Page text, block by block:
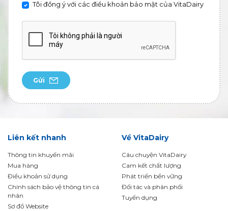
Tôi đồng ý với các điều khoản bảo mật của VitaDairy
Gửi
Liên kết nhanh
Thông tin khuyến mãi
Mua hàng
Điều khoản sử dụng
Chính sách bảo vệ thông tin cá
nhân
Sơ đồ Website
Về VitaDairy
Câu chuyện VitaDairy
Cam kết chất lượng
Phát triển bền vững
Đối tác và phân phối
Tuyển dụng